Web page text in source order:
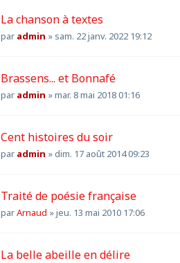
La chanson à textes
par admin » sam. 22 janv. 2022 19:12
Brassens... et Bonnafé
par admin »mar. 8 mai 2018 01:16
Cent histoires du soir
par admin »dim. 17 août 2014 09:23
Traité de poésie française
parArnaud »jeu. 13 mai 2010 17:06
La belle abeille en délire